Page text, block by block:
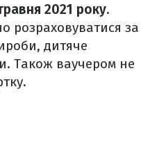
2021 року.
розраховуватися за
дитяче
Також ваучером не